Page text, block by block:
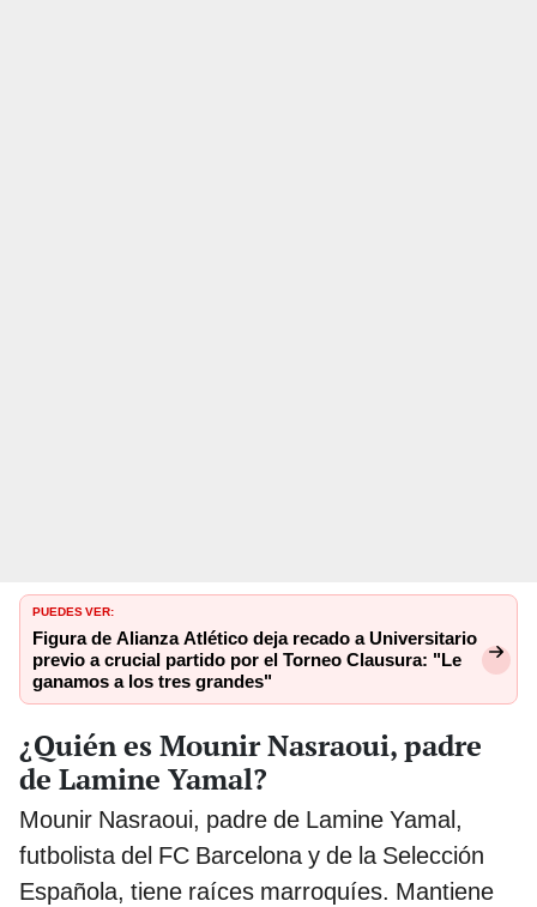
PUEDES VER:
Figura de Alianza Atlético deja recado a Universitario
previo a crucial partido por el Torneo Clausura: "Le
ganamos a los tres grandes"
¿Quién es Mounir Nasraoui, padre
de Lamine Yamal?
Mounir Nasraoui, padre de Lamine Yamal,
futbolista del FC Barcelona y de la Selección
Española, tiene raíces marroquíes. Mantiene